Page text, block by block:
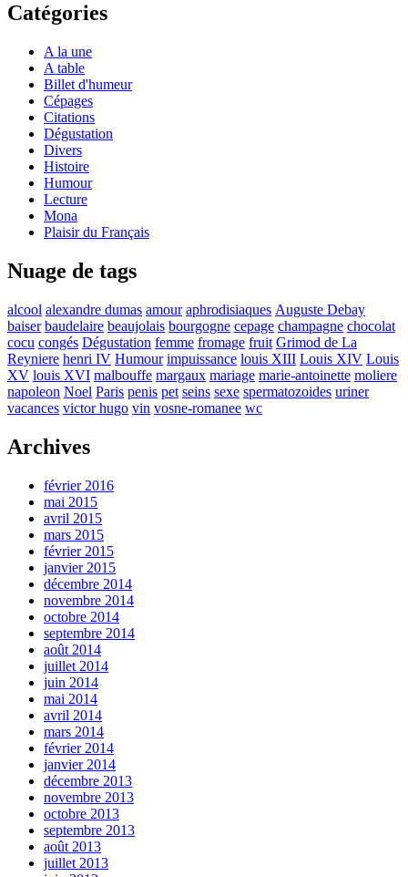
Catégories
A la une
A table
Billet d'humeur
Cépages
Citations
Dégustation
Divers
Histoire
Humour
Lecture
Mona
Plaisir du Français
Nuage de tags
alcool alexandre dumas amour aphrodisiaques Auguste Debay
baiser baudelaire beaujolais bourgogne cepage champagne chocolat
cocu congés Dégustation femme fromage fruit Grimod de La
Reyniere henri IV Humour impuissance louis XIII Louis XIV Louis
XV louis XVI malbouffe margaux mariage marie-antoinette moliere
napoleon Noel Paris penis pet seins sexe spermatozoides uriner
vacances victor hugo vin vosne-romanee wc
Archives
février 2016
mai 2015
avril 2015
mars 2015
février 2015
janvier 2015
décembre 2014
novembre 2014
octobre 2014
septembre 2014
août 2014
juillet 2014
juin 2014
mai 2014
avril 2014
mars 2014
février 2014
janvier 2014
décembre 2013
novembre 2013
octobre 2013
septembre 2013
août 2013
juillet 2013